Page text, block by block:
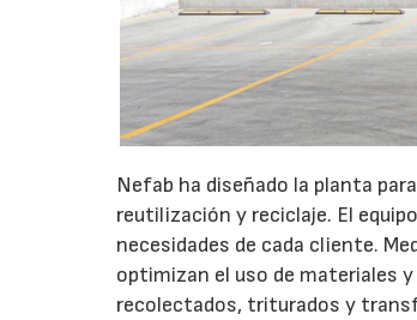
Nefab ha diseñado la planta
reutilización y reciclaje. El
necesidades de cada cliente.
optimizan el uso de materiales
recolectados, triturados y